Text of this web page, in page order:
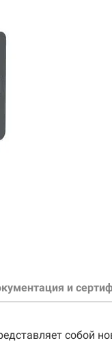
и
собой
клиентов,
оплату